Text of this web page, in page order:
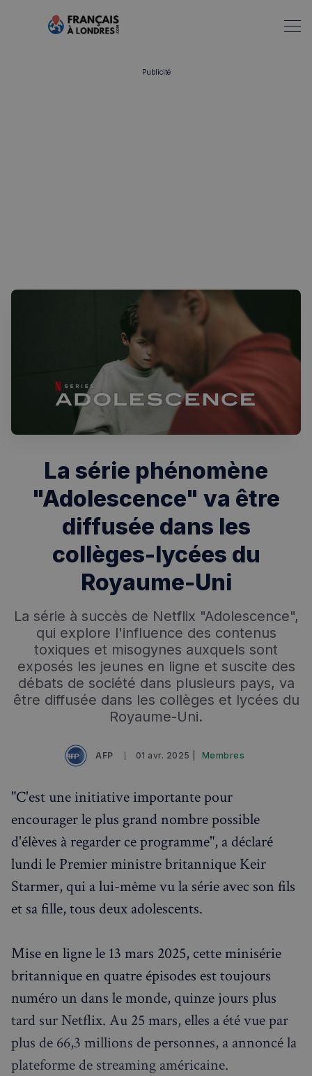
Recherche ✨Chatbot IA
Rechercher dans Français à Londres - Magazine
RECHERCHES POPULAIRES
Annuaire des professionnels
Visites guidées
Événements à venir
Publicité
La série phénomène
"Adolescence" va être
diffusée dans les
collèges-lycées du
Royaume-Uni
La série à succès de Netflix "Adolescence",
qui explore l'influence des contenus
toxiques et misogynes auxquels sont
exposés les jeunes en ligne et suscite des
débats de société dans plusieurs pays, va
être diffusée dans les collèges et lycées du
Royaume-Uni.
AFP 01 avr. 2025 | Membres
"C'est une initiative importante pour
encourager le plus grand nombre possible
d'élèves à regarder ce programme", a déclaré
lundi le Premier ministre britannique Keir
Starmer, qui a lui-même vu la série avec son fils
et sa fille, tous deux adolescents.
Mise en ligne le 13 mars 2025, cette minisérie
britannique en quatre épisodes est toujours
numéro un dans le monde, quinze jours plus
tard sur Netflix. Au 25 mars, elles a été vue par
plus de 66,3 millions de personnes, a annoncé la
plateforme de streaming américaine.